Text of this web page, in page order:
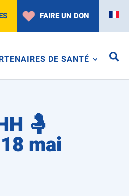
FAIRE UN DON
DE SANTÉ
🤱
mai